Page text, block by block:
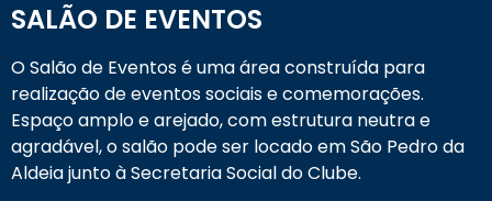
SALÃO DE EVENTOS
O Salão de Eventos é uma área construída para
realização de eventos sociais e comemorações.
Espaço amplo e arejado, com estrutura neutra e
agradável, o salão pode ser locado em São Pedro da
Aldeia junto à Secretaria Social do Clube.